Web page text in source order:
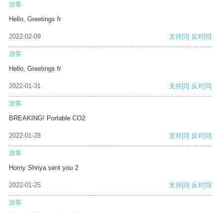
游客
Hello, Greetings fr
2022-02-09 支持[0] 反对[0]
游客
Hello, Greetings fr
2022-01-31 支持[0] 反对[0]
游客
BREAKING! Portable CO2
2022-01-28 支持[0] 反对[0]
游客
Horny Shriya sent you 2
2022-01-25 支持[0] 反对[0]
游客